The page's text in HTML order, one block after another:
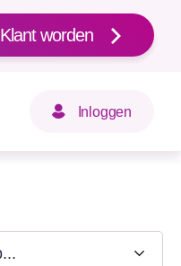
Klant worden
Inloggen